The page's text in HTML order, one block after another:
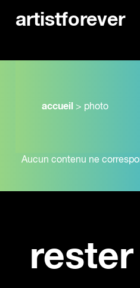
artistforever
accueil > photo
Aucun contenu ne
rester